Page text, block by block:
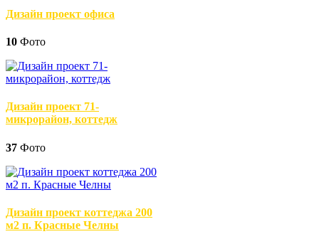
Дизайн проект офиса
10 Фото
Дизайн проект 71-
микрорайон, коттедж
37 Фото
Дизайн проект коттеджа 200
м2 п. Красные Челны